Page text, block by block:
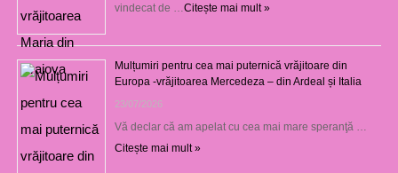
vindecat de … Citește mai mult »
Mulțumiri pentru cea mai puternică vrăjitoare din
Europa -vrăjitoarea Mercedeza – din Ardeal și Italia
23/07/2026
Vă declar că am apelat cu cea mai mare speranţă …
Citește mai mult »